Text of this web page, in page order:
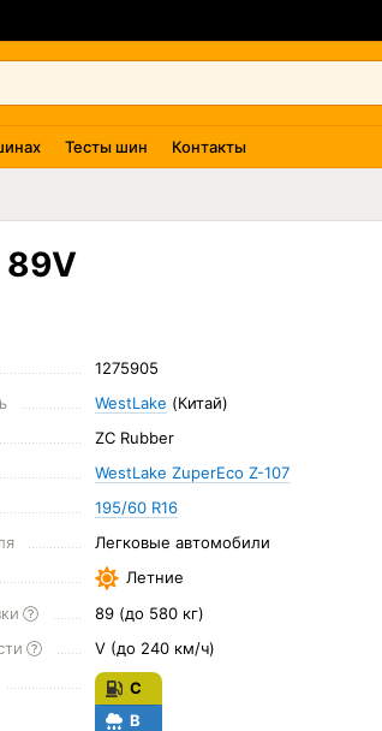
Тесты шин Контакты
89V
1275905
WestLake (Китай)
ZC Rubber
WestLake ZuperEco Z-107
195/60 R16
Легковые автомобили
Летние
89 (до 580 кг)
V (до 240 км/ч)
C
B